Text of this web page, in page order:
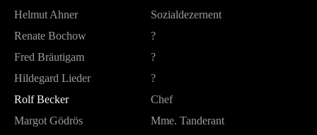
Helmut Ahner
Sozialdezernent
Renate Bochow
?
Fred Bräutigam
?
Hildegard Lieder
?
Rolf Becker
Chef
Margot Gödrös
Mme. Tanderant